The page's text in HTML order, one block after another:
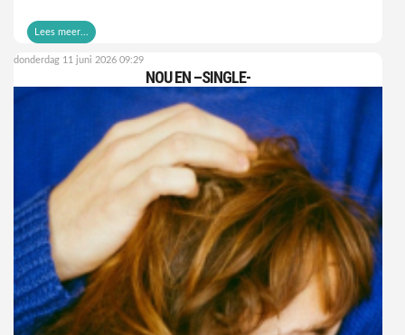
Lees meer...
donderdag 11 juni 2026 09:29
NOU EN –SINGLE-